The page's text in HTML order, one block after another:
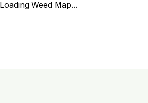
Loading Weed Map...